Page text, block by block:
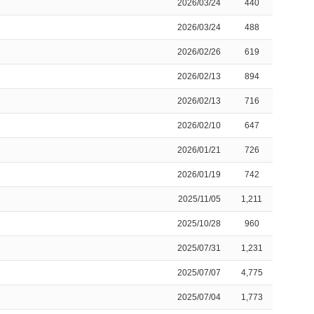
2026/03/24 440
2026/03/24 488
2026/02/26 619
2026/02/13 894
2026/02/13 716
2026/02/10 647
2026/01/21 726
2026/01/19 742
2025/11/05 1,211
2025/10/28 960
2025/07/31 1,231
2025/07/07 4,775
2025/07/04 1,773